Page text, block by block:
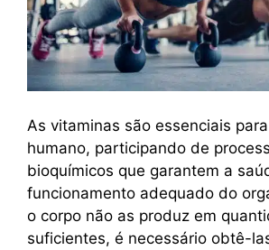
As vitaminas são essenciais
humano, participando de
bioquímicos que garantem a
funcionamento adequado do
o corpo não as produz em
suficientes, é necessário obtê-